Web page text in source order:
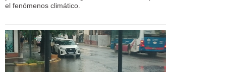
el fenómenos climático.